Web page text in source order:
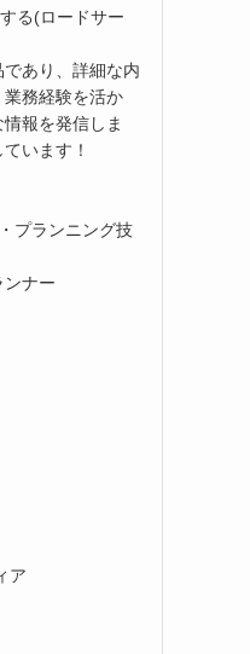
る(ロードサー
あり、詳細な内
務経験を活か
報を発信しま
います！
プランニング技
ンナー
ア